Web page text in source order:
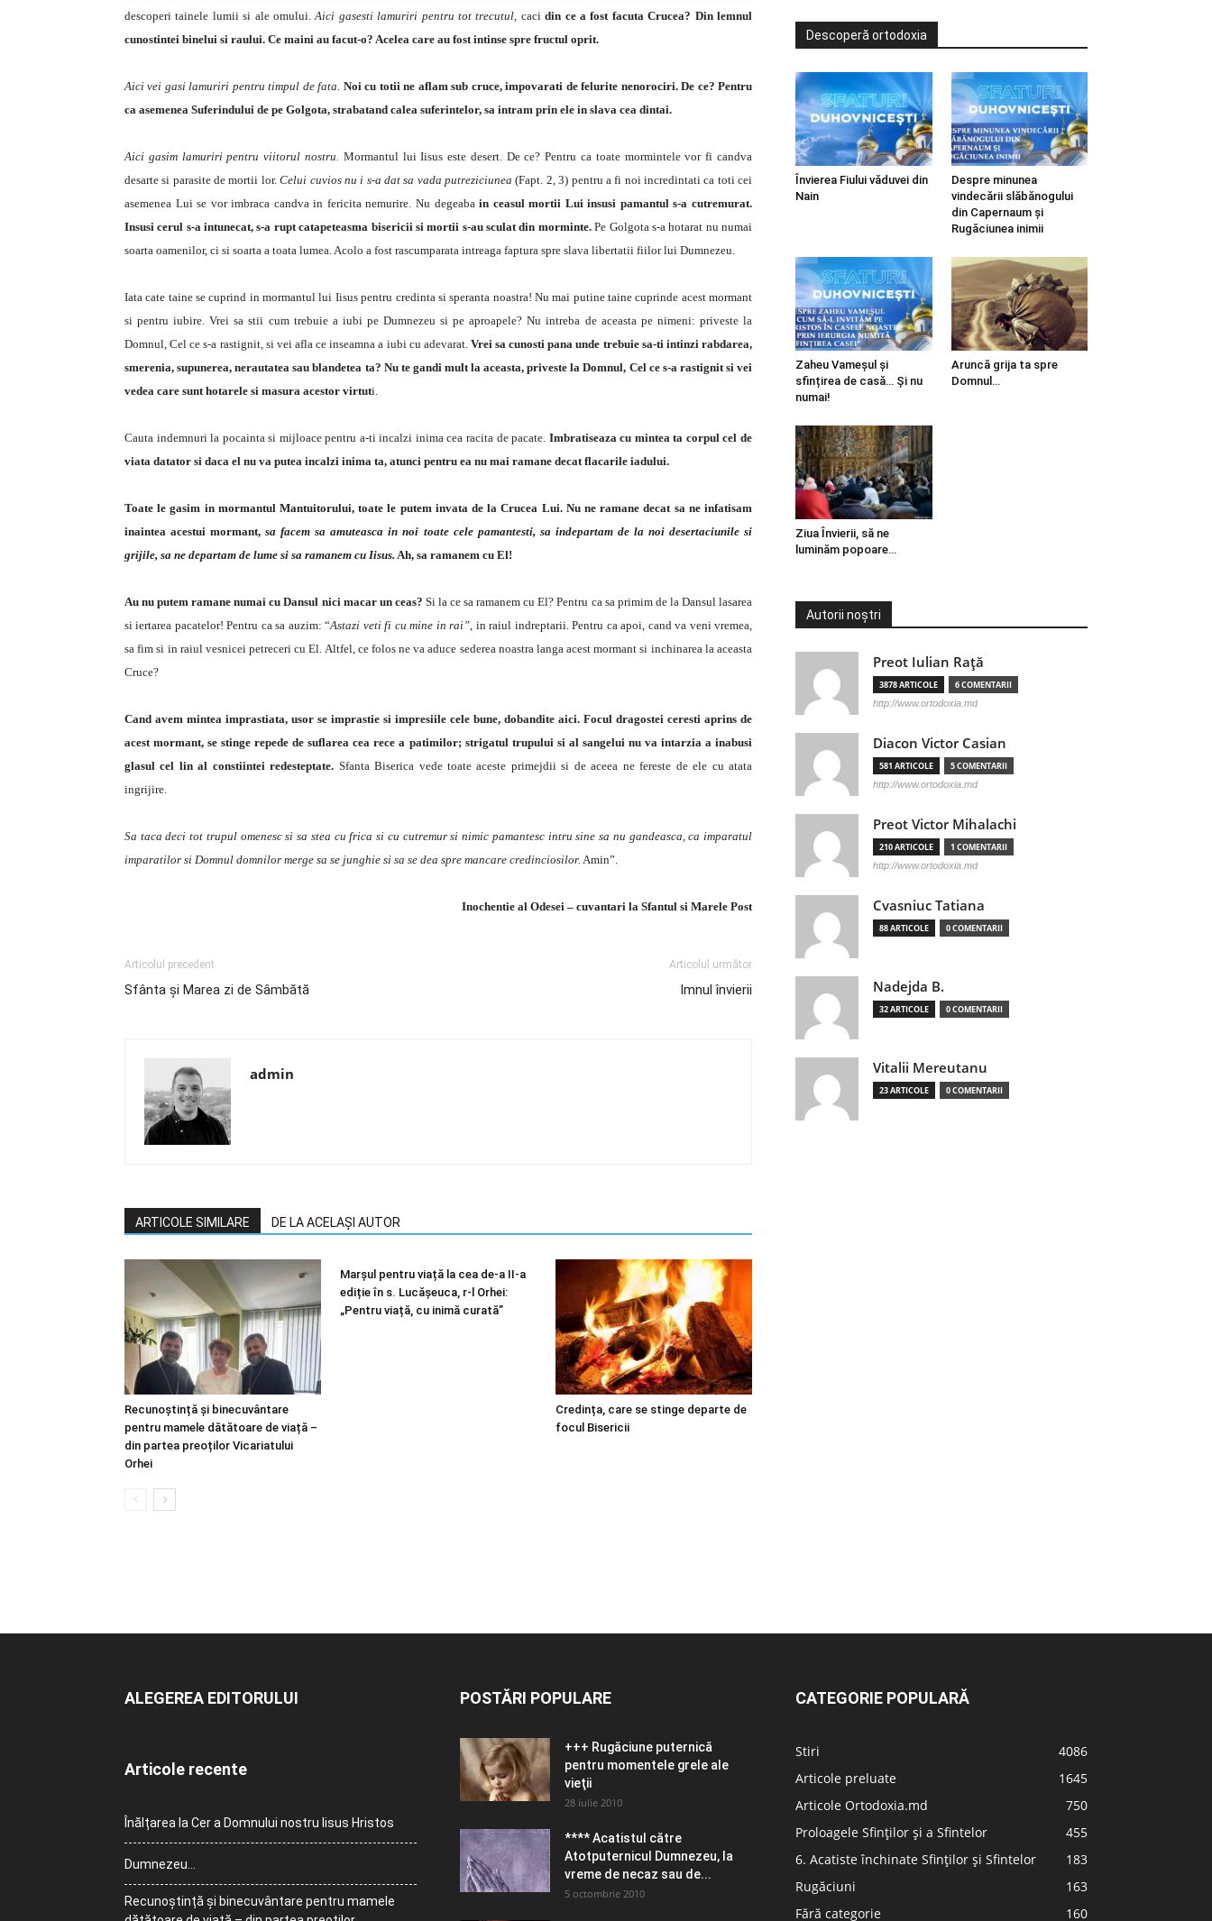
descoperi tainele lumii si ale omului.Aici gasesti lamuriri pentru tot trecutul, cacidin ce a fost facuta Crucea? Din lemnul
cunostintei binelui si raului. Ce maini au facut-o? Acelea care au fost intinse spre fructul oprit.
Aici vei gasi lamuriri pentru timpul de fata. Noi cu totii ne aflam sub cruce, impovarati de felurite nenorociri. De ce? Pentru
ca asemenea Suferindului de pe Golgota, strabatand calea suferintelor, sa intram prin ele in slava cea dintai.
Aici gasim lamuriri pentru viitorul nostru. Mormantul lui Iisus este desert. De ce? Pentru ca toate mormintele vor fi candva
desarte si parasite de mortii lor.Celui cuvios nu i s-a dat sa vada putreziciunea (Fapt. 2, 3) pentru a fi noi incredintati ca toti cei
asemenea Lui se vor imbraca candva in fericita nemurire. Nu degeabain ceasul mortii Lui insusi pamantul s-a cutremurat.
Insusi cerul s-a intunecat, s-a rupt catapeteasma bisericii si mortii s-au sculat din morminte.Pe Golgota s-a hotarat nu numai
soarta oamenilor, ci si soarta a toata lumea. Acolo a fost rascumparata intreaga faptura spre slava libertatii fiilor lui Dumnezeu.
Iata cate taine se cuprind in mormantul lui Iisus pentru credinta si speranta noastra! Nu mai putine taine cuprinde acest mormant
si pentru iubire. Vrei sa stii cum trebuie a iubi pe Dumnezeu si pe aproapele? Nu intreba de aceasta pe nimeni: priveste la
Domnul, Cel ce s-a rastignit, si vei afla ce inseamna a iubi cu adevarat. Vrei sa cunosti pana unde trebuie sa-ti intinzi rabdarea,
smerenia, supunerea, nerautatea sau blandetea ta? Nu te gandi mult la aceasta, priveste la Domnul, Cel ce s-a rastignit si vei
vedea care sunt hotarele si masura acestor virtuti.
Cauta indemnuri la pocainta si mijloace pentru a-ti incalzi inima cea racita de pacate. Imbratiseaza cu mintea ta corpul cel de
viata datator si daca el nu va putea incalzi inima ta, atunci pentru ea nu mai ramane decat flacarile iadului.
Toate le gasim in mormantul Mantuitorului, toate le putem invata de la Crucea Lui. Nu ne ramane decat sa ne infatisam
inaintea acestui mormant,sa facem sa amuteasca in noi toate cele pamantesti, sa indepartam de la noi desertaciunile si
grijile, sa ne departam de lume si sa ramanem cu Iisus. Ah, sa ramanem cu El!
Au nu putem ramane numai cu Dansul nici macar un ceas? Si la ce sa ramanem cu El? Pentru ca sa primim de la Dansul lasarea
si iertarea pacatelor! Pentru ca sa auzim: “Astazi veti fi cu mine in rai”, in raiul indreptarii. Pentru ca apoi, cand va veni vremea,
sa fim si in raiul vesnicei petreceri cu El. Altfel, ce folos ne va aduce sederea noastra langa acest mormant si inchinarea la aceasta
Cruce?
Cand avem mintea imprastiata, usor se imprastie si impresiile cele bune, dobandite aici. Focul dragostei ceresti aprins de
acest mormant, se stinge repede de suflarea cea rece a patimilor; strigatul trupului si al sangelui nu va intarzia a inabusi
glasul cel lin al constiintei redesteptate. Sfanta Biserica vede toate aceste primejdii si de aceea ne fereste de ele cu atata
ingrijire.
Sa taca deci tot trupul omenesc si sa stea cu frica si cu cutremur si nimic pamantesc intru sine sa nu gandeasca, ca imparatul
imparatilor si Domnul domnilor merge sa se junghie si sa se dea spre mancare credinciosilor. Amin”.
Inochentie al Odesei – cuvantari la Sfantul si Marele Post
Articolul precedent
Sfânta şi Marea zi de Sâmbătă
Articolul următor
Imnul învierii
admin
ARTICOLE SIMILARE DE LA ACELAȘI AUTOR
Recunoștință și binecuvântare
pentru mamele dătătoare de viață –
din partea preoților Vicariatului
Orhei
Marșul pentru viață la cea de-a II-a
ediție în s. Lucășeuca, r-l Orhei:
„Pentru viață, cu inimă curată”
Credința, care se stinge departe de
focul Bisericii
Descoperă ortodoxia
Învierea Fiului văduvei din
Nain
Despre minunea
vindecării slăbănogului
din Capernaum și
Rugăciunea inimii
Zaheu Vameșul și
sfințirea de casă… Și nu
numai!
Aruncă grija ta spre
Domnul…
Ziua Învierii, să ne
luminăm popoare…
Autorii noștri
Preot Iulian Raţă
3878 ARTICOLE 6 COMENTARII
http://www.ortodoxia.md
Diacon Victor Casian
581 ARTICOLE 5 COMENTARII
http://www.ortodoxia.md
Preot Victor Mihalachi
210 ARTICOLE 1 COMENTARII
http://www.ortodoxia.md
Cvasniuc Tatiana
88 ARTICOLE 0 COMENTARII
Nadejda B.
32 ARTICOLE 0 COMENTARII
Vitalii Mereutanu
23 ARTICOLE 0 COMENTARII
ALEGEREA EDITORULUI
Articole recente
Înălțarea la Cer a Domnului nostru Iisus Hristos
Dumnezeu…
Recunoștință și binecuvântare pentru mamele
POSTĂRI POPULARE
+++ Rugăciune puternică
pentru momentele grele ale
vieţii
28 iulie 2010
**** Acatistul către
Atotputernicul Dumnezeu, la
vreme de necaz sau de...
5 octombrie 2010
CATEGORIE POPULARĂ
Stiri
4086
Articole preluate
1645
Articole Ortodoxia.md
750
Proloagele Sfinților și a Sfintelor
455
6. Acatiste închinate Sfinților și Sfintelor
183
Rugăciuni
163
Fără categorie
160